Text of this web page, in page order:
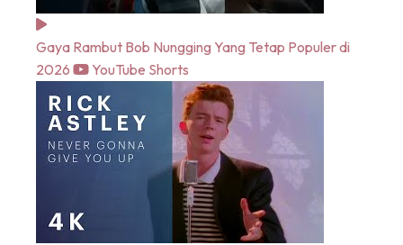
Gaya Rambut Bob Nungging Yang Tetap Populer di
2026
YouTube Shorts